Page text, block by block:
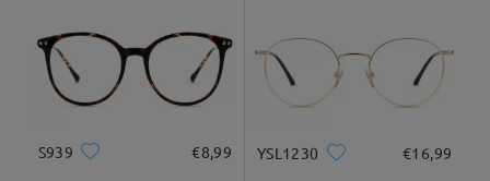
Puoi quindi selezionare il tipo di lente per Progressive.
Se desideri assistenza con l'ordine, non esitare a contattarci
tramite LiveChat (24 ore su 24, 7 giorni su 7) o inviarci un'e-
su Nov 4 , 2025
Consegnato
S939 €8,99 YSL1230 €16,99